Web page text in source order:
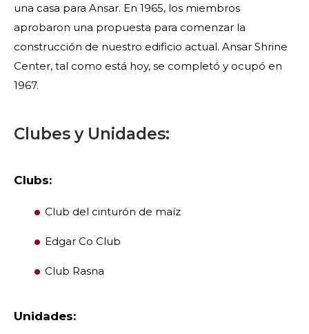
una casa para Ansar. En 1965, los miembros
aprobaron una propuesta para comenzar la
construcción de nuestro edificio actual. Ansar Shrine
Center, tal como está hoy, se completó y ocupó en
1967.
Clubes y Unidades:
Clubs:
Club del cinturón de maíz
Edgar Co Club
Club Rasna
Unidades: